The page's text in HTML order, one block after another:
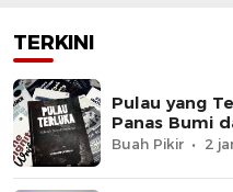
TERKINI
Pulau yang
Panas Bumi
Buah Pikir 2